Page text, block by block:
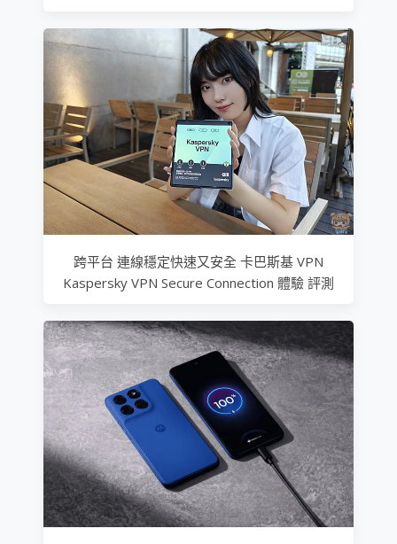
跨平台 連線穩定快速又安全 卡巴斯基 VPN
Kaspersky VPN Secure Connection 體驗 評測